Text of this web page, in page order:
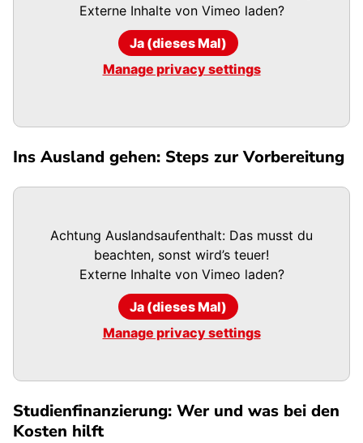
Externe Inhalte von Vimeo laden?
Ja (dieses Mal)
Manage privacy settings
Ins Ausland gehen: Steps zur Vorbereitung
Achtung Auslandsaufenthalt: Das musst du
beachten, sonst wird’s teuer!
Externe Inhalte von Vimeo laden?
Ja (dieses Mal)
Manage privacy settings
Studienfinanzierung: Wer und was bei den
Kosten hilft